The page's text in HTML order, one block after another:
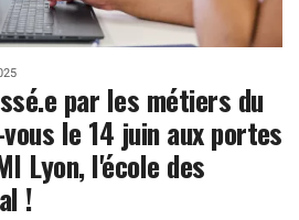
par les métiers du
le 14 juin aux portes
Lyon, l'école des
!